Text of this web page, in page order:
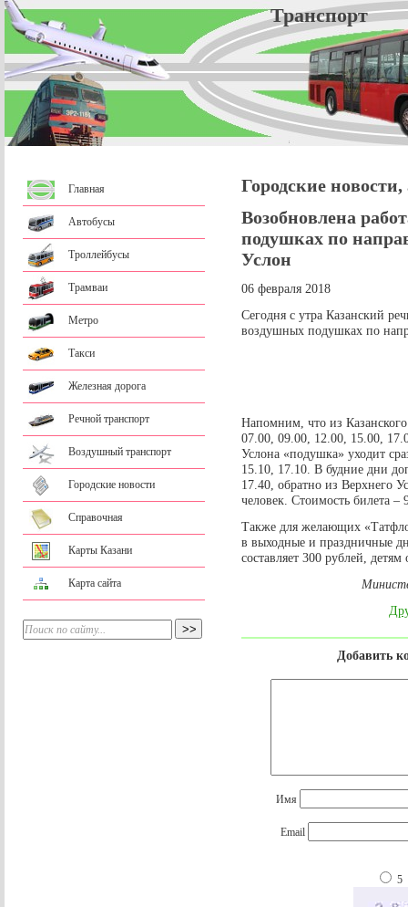
Главная
Автобусы
Троллейбусы
Трамваи
Метро
Такси
Железная дорога
Речной транспорт
Воздушный транспорт
Городские новости
Справочная
Карты Казани
Карта сайта
Городские
Возобновлена
подушках по
Услон
06 февраля 2018
Сегодня с утра Казанский
воздушных подушках по
Напомним, что из
07.00, 09.00, 12.00, 15.00,
Услона «подушка» уходит
15.10, 17.10. В будние дни
17.40, обратно из Верхнего
человек. Стоимость билета –
Также для желающих
в выходные и праздничные
составляет 300 рублей,
Добавить
Имя
Email
5